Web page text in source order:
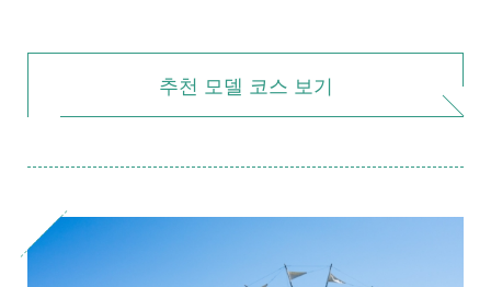
추천 모델 코스 보기